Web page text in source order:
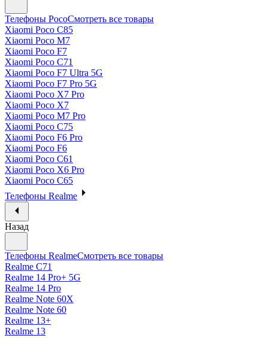
Телефоны PocoСмотреть все товары
Xiaomi Poco C85
Xiaomi Poco M7
Xiaomi Poco F7
Xiaomi Poco C71
Xiaomi Poco F7 Ultra 5G
Xiaomi Poco F7 Pro 5G
Xiaomi Poco X7 Pro
Xiaomi Poco X7
Xiaomi Poco M7 Pro
Xiaomi Poco C75
Xiaomi Poco F6 Pro
Xiaomi Poco F6
Xiaomi Poco C61
Xiaomi Poco X6 Pro
Xiaomi Poco C65
Телефоны Realme
Назад
Телефоны RealmeСмотреть все товары
Realme C71
Realme 14 Pro+ 5G
Realme 14 Pro
Realme Note 60X
Realme Note 60
Realme 13+
Realme 13